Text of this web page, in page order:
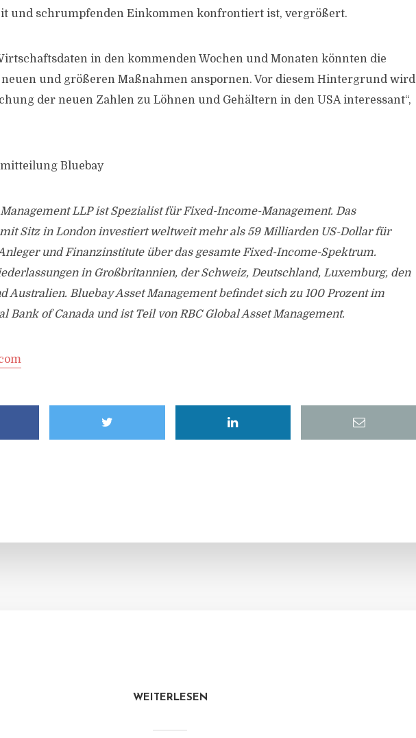
und schrumpfenden Einkommen konfrontiert ist, vergrößert.
in den kommenden Wochen und Monaten könnten die
und größeren Maßnahmen anspornen. Vor diesem Hintergrund wird
der neuen Zahlen zu Löhnen und Gehältern in den USA interessant“,
Bluebay
LLP ist Spezialist für Fixed-Income-Management. Das
Sitz in London investiert weltweit mehr als 59 Milliarden US-Dollar für
und Finanzinstitute über das gesamte Fixed-Income-Spektrum.
in Großbritannien, der Schweiz, Deutschland, Luxemburg, den
Australien. Bluebay Asset Management befindet sich zu 100 Prozent im
Bank of Canada und ist Teil von RBC Global Asset Management.
WEITERLESEN